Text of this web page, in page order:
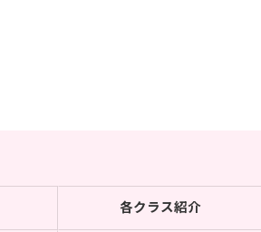
各クラス紹介